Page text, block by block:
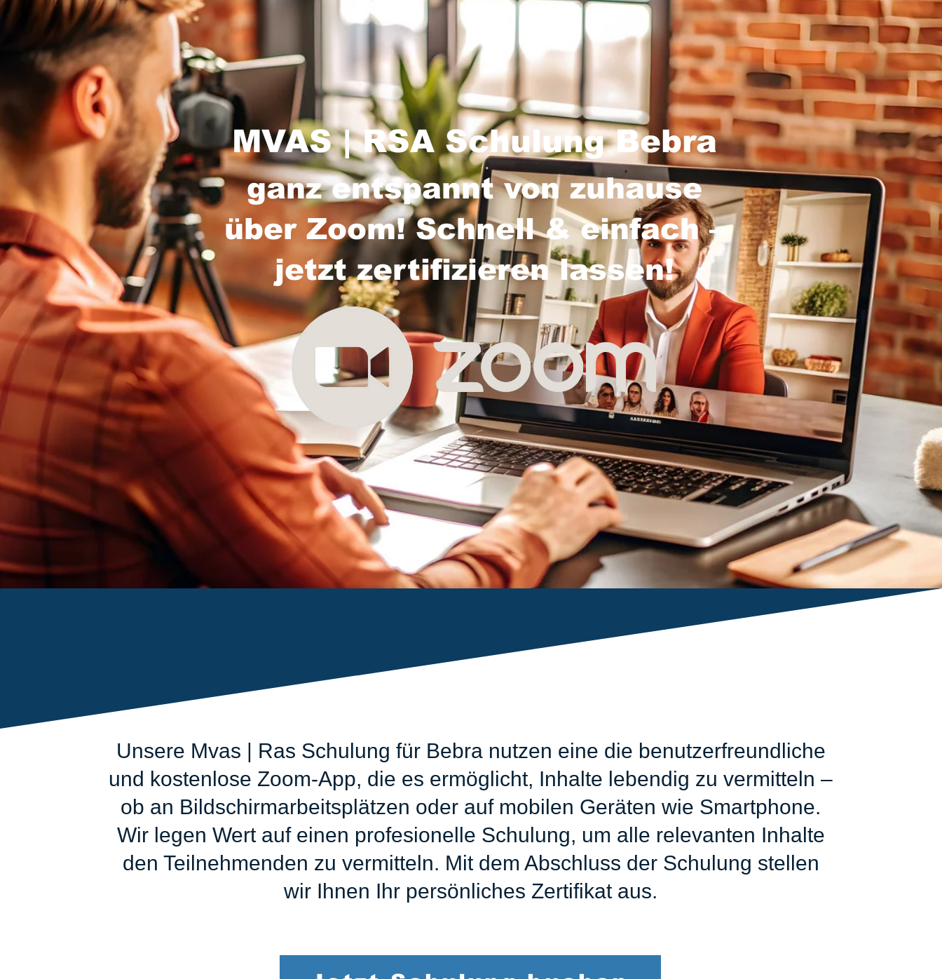
MVAS | RSA Schulung Bebra
ganz entspannt von zuhause
über Zoom! Schnell & einfach –
jetzt zertifizieren lassen!
Unsere Mvas | Ras Schulung für Bebra nutzen eine die benutzerfreundliche
und kostenlose Zoom-App, die es ermöglicht, Inhalte lebendig zu vermitteln –
ob an Bildschirmarbeitsplätzen oder auf mobilen Geräten wie Smartphone.
Wir legen Wert auf einen profesionelle Schulung, um alle relevanten Inhalte
den Teilnehmenden zu vermitteln. Mit dem Abschluss der Schulung stellen
wir Ihnen Ihr persönliches Zertifikat aus.